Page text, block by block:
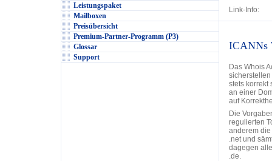
Leistungspaket
Mailboxen
Preisübersicht
Premium-Partner-Programm (P3)
Glossar
Support
Link-Info:
ICANNs
Das Whois
stets korrekt
an einer
auf
Die
regulierten
anderem
.net und
dagegen
.de.